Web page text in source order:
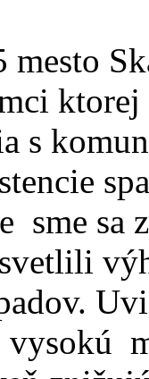
ktorej
s
sme sa
vysokú